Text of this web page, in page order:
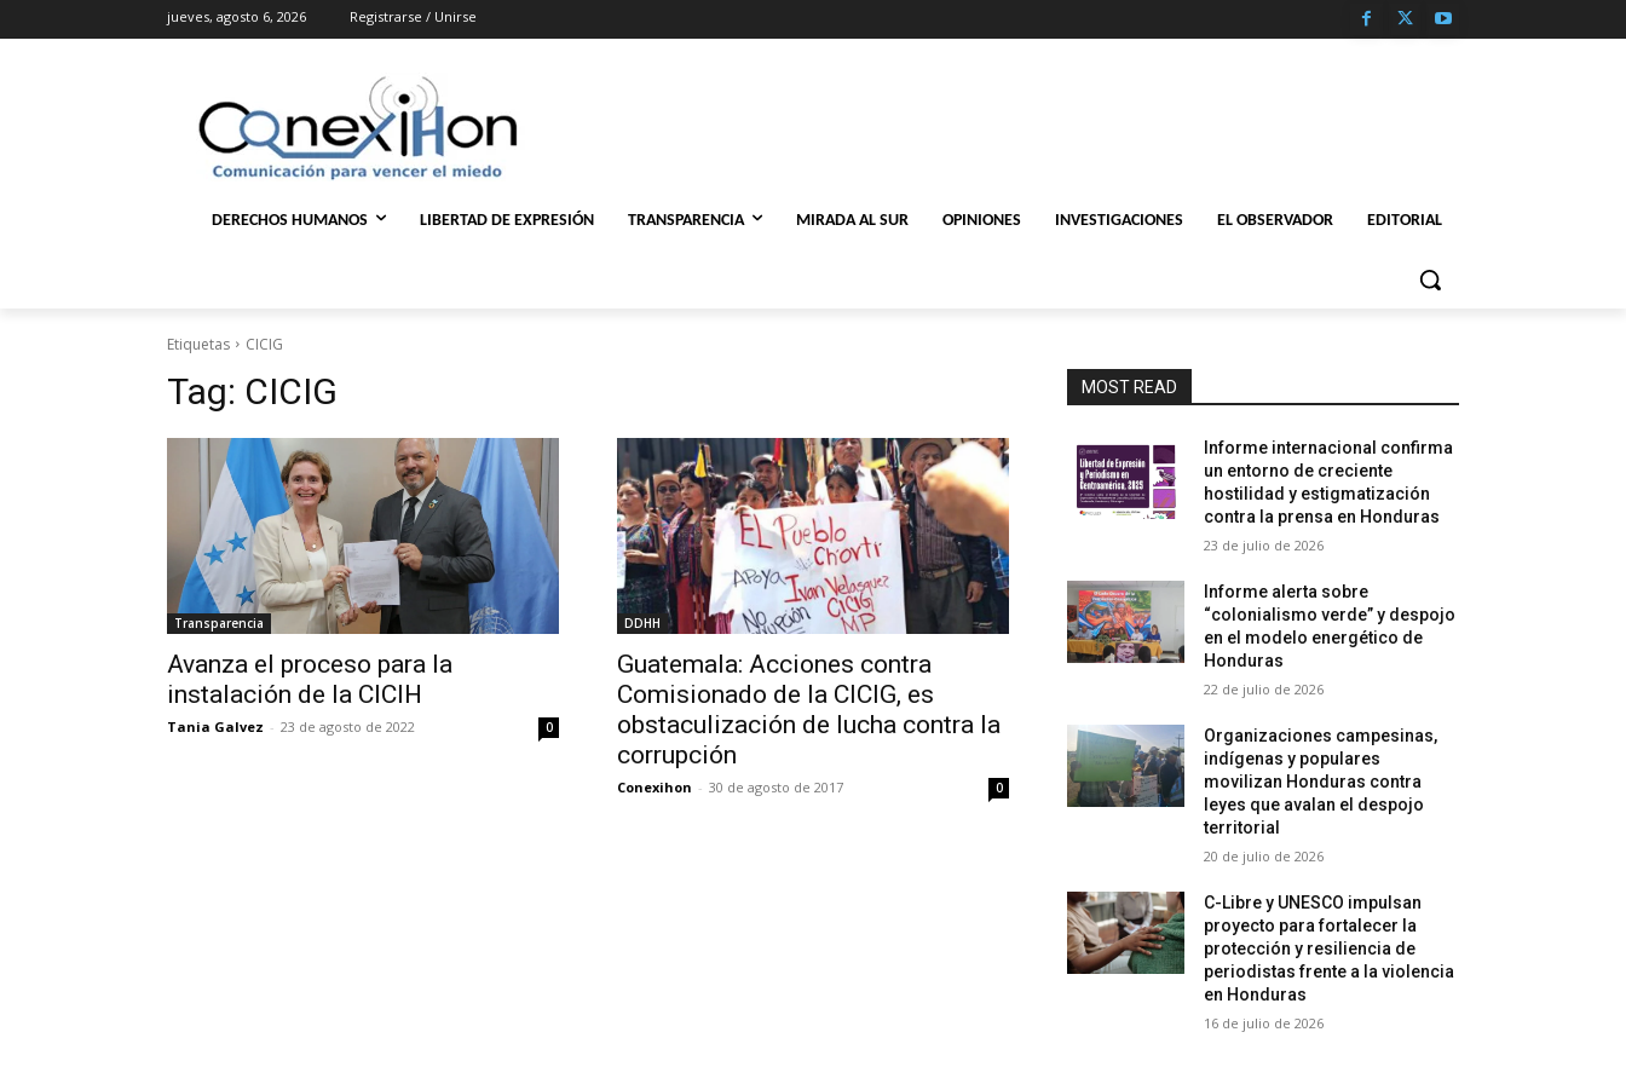
jueves, agosto 6, 2026 Registrarse / Unirse
DERECHOS HUMANOS LIBERTAD DE EXPRESIÓN TRANSPARENCIA MIRADA AL SUR OPINIONES INVESTIGACIONES EL OBSERVADOR EDITORIAL
Etiquetas CICIG
Tag: CICIG
Transparencia
Avanza el proceso para la
instalación de la CICIH
Tania Galvez - 23 de agosto de 2022 0
DDHH
Guatemala: Acciones contra
Comisionado de la CICIG, es
obstaculización de lucha contra la
corrupción
Conexihon - 30 de agosto de 2017 0
MOST READ
Informe internacional confirma
un entorno de creciente
hostilidad y estigmatización
contra la prensa en Honduras
23 de julio de 2026
Informe alerta sobre
“colonialismo verde” y despojo
en el modelo energético de
Honduras
22 de julio de 2026
Organizaciones campesinas,
indígenas y populares
movilizan Honduras contra
leyes que avalan el despojo
territorial
20 de julio de 2026
C-Libre y UNESCO impulsan
proyecto para fortalecer la
protección y resiliencia de
periodistas frente a la violencia
en Honduras
16 de julio de 2026